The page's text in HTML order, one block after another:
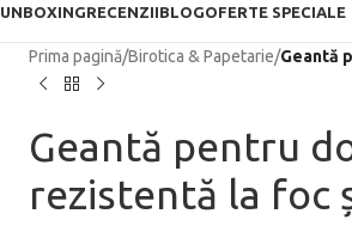
UNBOXINGRECENZIIBLOGOFERTE SPECIALE
Prima pagină/Birotica & Papetarie/Geantă
Geantă pentru
rezistentă la foc